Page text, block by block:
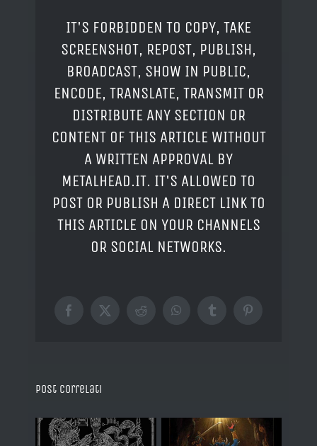
IT'S FORBIDDEN TO COPY, TAKE
SCREENSHOT, REPOST, PUBLISH,
BROADCAST, SHOW IN PUBLIC,
ENCODE, TRANSLATE, TRANSMIT OR
DISTRIBUTE ANY SECTION OR
CONTENT OF THIS ARTICLE WITHOUT
A WRITTEN APPROVAL BY
METALHEAD.IT. IT'S ALLOWED TO
POST OR PUBLISH A DIRECT LINK TO
THIS ARTICLE ON YOUR CHANNELS
OR SOCIAL NETWORKS.
Facebook
X RedditWhatsAppTumblrPinterest
Post correlati